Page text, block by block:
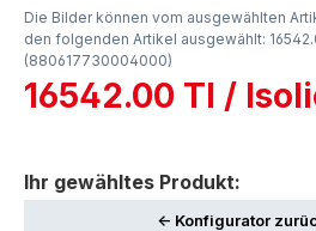
Die Bilder können vom ausgewählten
den folgenden Artikel ausgewählt:
(880617730004000)
16542.00 TI /
Ihr gewähltes Produkt:
<- Konfigurator